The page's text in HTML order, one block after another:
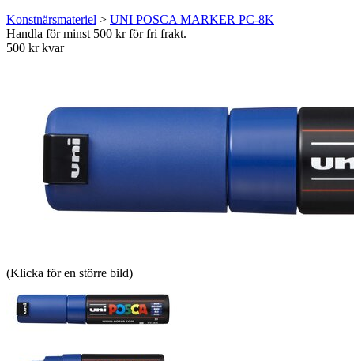
Konstnärsmateriel > UNI POSCA MARKER PC-8K
Handla för minst 500 kr för fri frakt.
500 kr kvar
(Klicka för en större bild)